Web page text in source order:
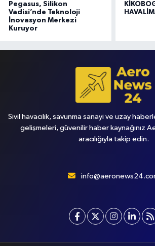
Pegasus, Silikon
Vadisi’nde Teknoloji
İnovasyon Merkezi
Kuruyor
Sivil havacılık, savunma sanayi ve uzay
gelişmeleri, güvenilir haber kaynağınız
aracılığıyla takip edin.